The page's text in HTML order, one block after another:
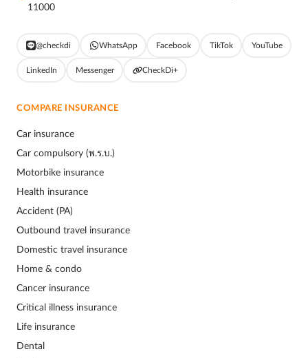
11000
@checkdi WhatsApp Facebook TikTok YouTube
LinkedIn Messenger CheckDi+
COMPARE INSURANCE
Car insurance
Car compulsory (พ.ร.บ.)
Motorbike insurance
Health insurance
Accident (PA)
Outbound travel insurance
Domestic travel insurance
Home & condo
Cancer insurance
Critical illness insurance
Life insurance
Dental